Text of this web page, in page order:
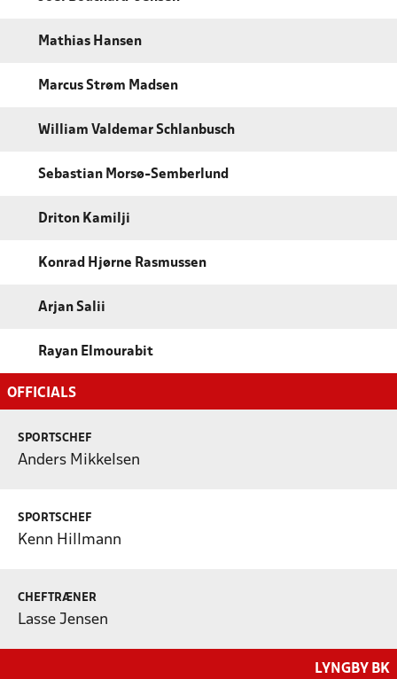
Mathias Hansen
Marcus Strøm Madsen
William Valdemar Schlanbusch
Sebastian Morsø-Semberlund
Driton Kamilji
Konrad Hjørne Rasmussen
Arjan Salii
Rayan Elmourabit
OFFICIALS
SPORTSCHEF
Anders Mikkelsen
SPORTSCHEF
Kenn Hillmann
CHEFTRÆNER
Lasse Jensen
LYNGBY BK